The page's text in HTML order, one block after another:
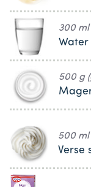
300 ml
Water
500 g
500 ml
Verse